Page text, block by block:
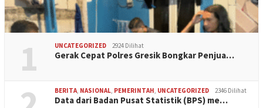
1 UNCATEGORIZED 2924 Dilihat
Gerak Cepat Polres Gresik Bongkar Penjua…
BERITA, NASIONAL, PEMERINTAH, UNCATEGORIZED 2346 Dilihat
Data dari Badan Pusat Statistik (BPS) me…